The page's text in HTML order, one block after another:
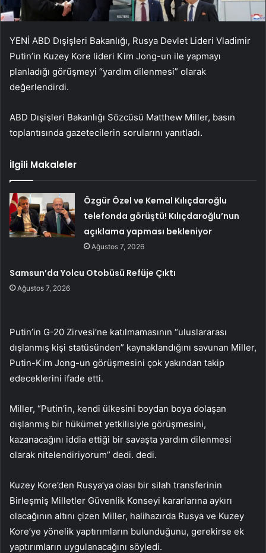
YENİ ABD Dışişleri Bakanlığı, Rusya Devlet Lideri Vladimir
Putin’in Kuzey Kore lideri Kim Jong-un ile yapmayı
planladığı görüşmeyi “yardım dilenmesi” olarak
değerlendirdi.
ABD Dışişleri Bakanlığı Sözcüsü Matthew Miller, basın
toplantısında gazetecilerin sorularını yanıtladı.
İlgili Makaleler
Özgür Özel ve Kemal Kılıçdaroğlu
telefonda görüştü! Kılıçdaroğlu’nun
açıklama yapması bekleniyor
Ağustos 7, 2026
Samsun’da Yolcu Otobüsü Refüje Çıktı
Ağustos 7, 2026
Putin’in G-20 Zirvesi’ne katılmamasının “uluslararası
dışlanmış kişi statüsünden” kaynaklandığını savunan Miller,
Putin-Kim Jong-un görüşmesini çok yakından takip
edeceklerini ifade etti.
Miller, “Putin’in, kendi ülkesini boydan boya dolaşan
dışlanmış bir hükümet yetkilisiyle görüşmesini,
kazanacağını iddia ettiği bir savaşta yardım dilenmesi
olarak nitelendiriyorum” dedi. dedi.
Kuzey Kore’den Rusya’ya olası bir silah transferinin
Birleşmiş Milletler Güvenlik Konseyi kararlarına aykırı
olacağının altını çizen Miller, halihazırda Rusya ve Kuzey
Kore’ye yönelik yaptırımların bulunduğunu, gerekirse ek
yaptırımların uygulanacağını söyledi.